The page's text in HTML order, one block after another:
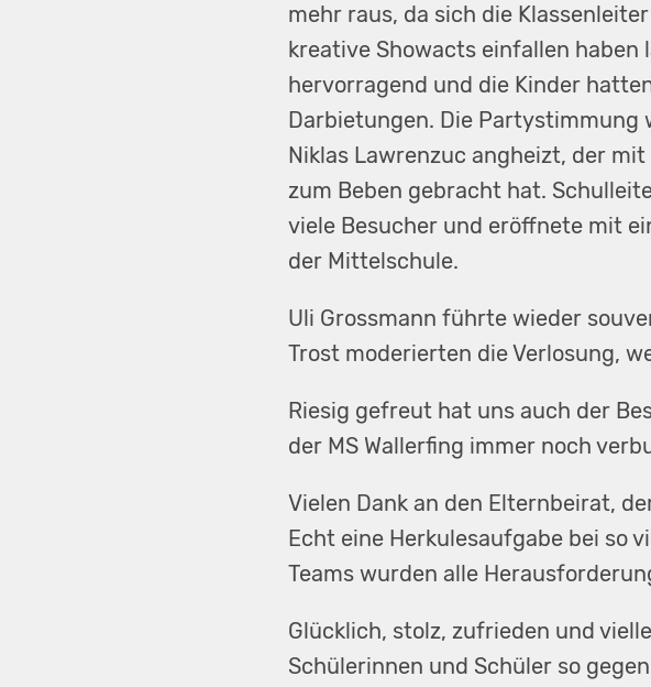
mehr raus, da sich die
kreative Showacts einfallen haben
hervorragend und die Kinder
Darbietungen. Die Partystimmung
Niklas Lawrenzuc angheizt, der
zum Beben gebracht hat.
viele Besucher und eröffnete mit
der Mittelschule.
Uli Grossmann führte wieder
Trost moderierten die Verlosung,
Riesig gefreut hat uns auch der
der MS Wallerfing immer noch
Vielen Dank an den Elternbeirat,
Echt eine Herkulesaufgabe bei so
Teams wurden alle
Glücklich, stolz, zufrieden und
Schülerinnen und Schüler so